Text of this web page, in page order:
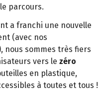
parcours.
a franchi une nouvelle
(avec nos
nous sommes très fiers
vers le zéro
en plastique,
à toutes et tous !